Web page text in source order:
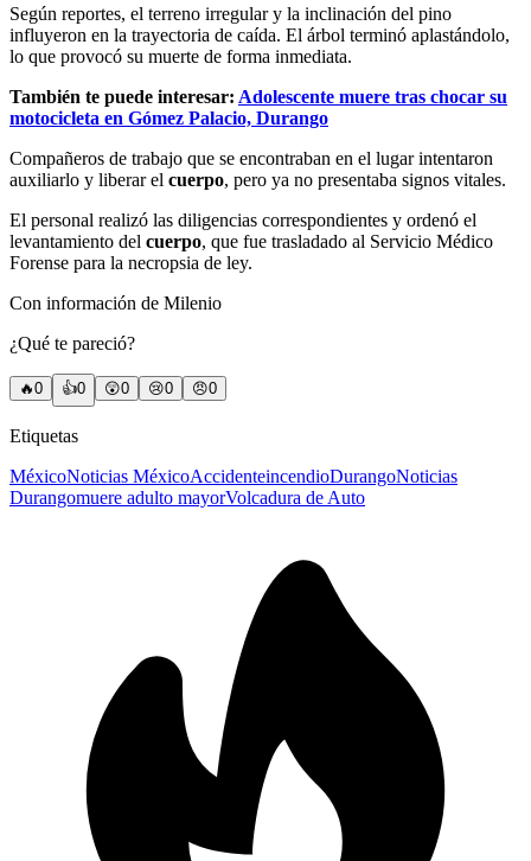
Según reportes, el terreno irregular y la inclinación del pino
influyeron en la trayectoria de caída. El árbol terminó aplastándolo,
lo que provocó su muerte de forma inmediata.
También te puede interesar: Adolescente muere tras chocar su
motocicleta en Gómez Palacio, Durango
Compañeros de trabajo que se encontraban en el lugar intentaron
auxiliarlo y liberar el cuerpo, pero ya no presentaba signos vitales.
El personal realizó las diligencias correspondientes y ordenó el
levantamiento del cuerpo, que fue trasladado al Servicio Médico
Forense para la necropsia de ley.
Con información de Milenio
¿Qué te pareció?
🔥0 👍0 😲0 😢0 😠0
Etiquetas
MéxicoNoticias MéxicoAccidenteincendioDurangoNoticias
Durangomuere adulto mayorVolcadura de Auto